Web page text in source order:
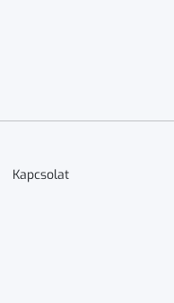
Kapcsolat